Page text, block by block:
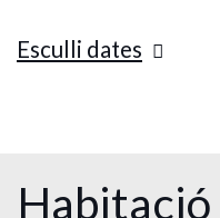
Esculli dates